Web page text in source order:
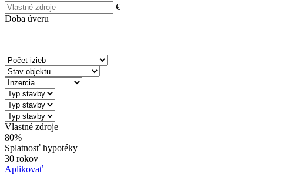
€
Doba úveru
Vlastné zdroje
80%
Splatnosť hypotéky
30 rokov
Aplikovať